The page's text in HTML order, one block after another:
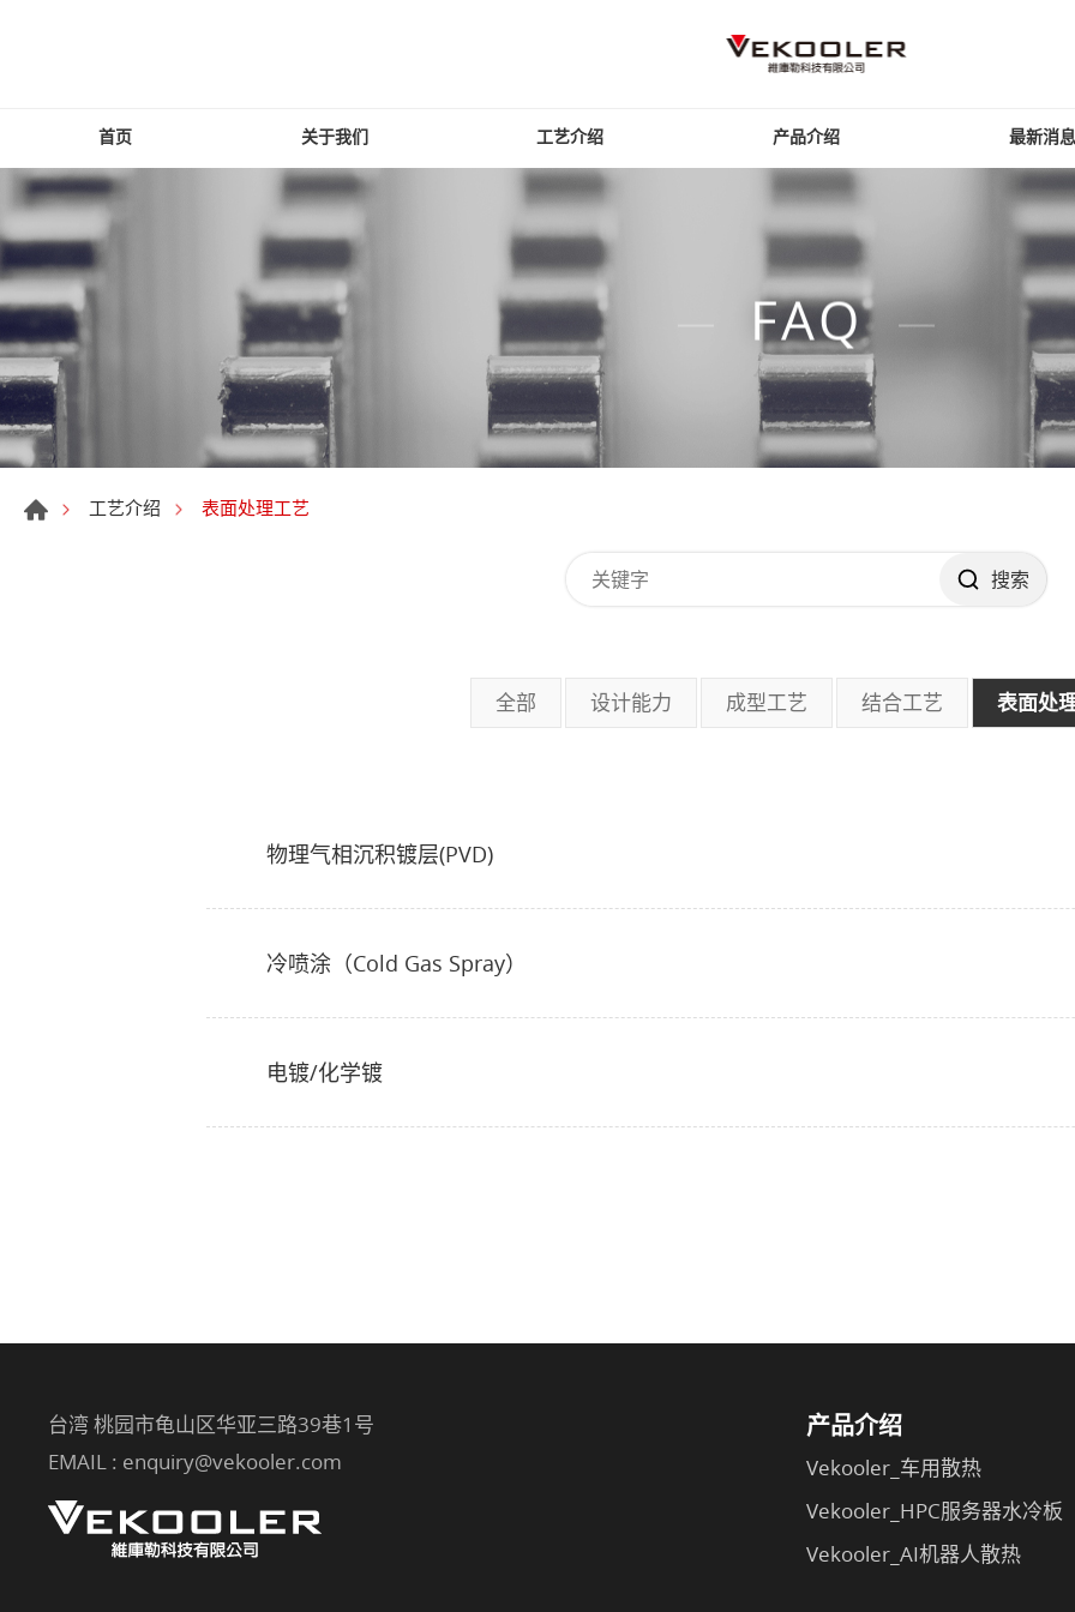
首页 关于我们 工艺介绍 产品介绍 最新消息
FAQ
工艺介绍 表面处理工艺
搜索
全部 设计能力 成型工艺 结合工艺 表面处
物理气相沉积镀层(PVD)
冷喷涂（Cold Gas Spray）
电镀/化学镀
产品介绍
Vekooler_车用散热
Vekooler_HPC服务器水冷板
Vekooler_AI机器人散热
台湾 桃园市龟山区华亚三路39巷1号
EMAIL : enquiry@vekooler.com